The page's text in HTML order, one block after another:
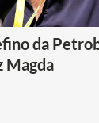
da
Magda